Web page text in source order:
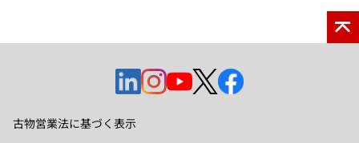
新
し
新
し
新
し
新
し
新
古物営業法に基づく表示